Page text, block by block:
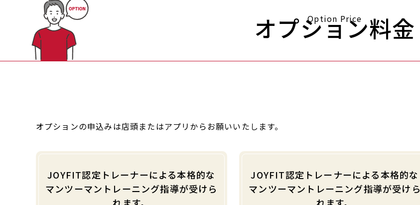
Option Price
オプション料金
オプションの申込みは店頭またはアプリからお願いいたします。
JOYFIT認定トレーナーによる本格的な
マンツーマントレーニング指導が受けら
JOYFIT認定トレーナーによる本格的な
マンツーマントレーニング指導が受けら